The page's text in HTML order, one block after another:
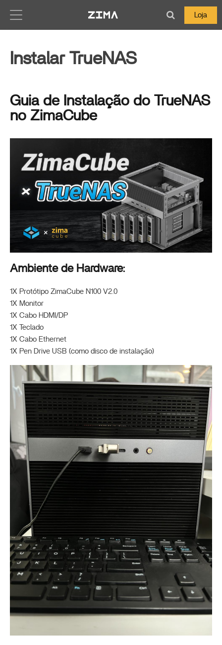
Loja
Instalar TrueNAS
Guia de Instalação do TrueNAS
no ZimaCube
Ambiente de Hardware:
1X Protótipo ZimaCube N100 V2.0
1X Monitor
1X Cabo HDMI/DP
1X Teclado
1X Cabo Ethernet
1X Pen Drive USB (como disco de instalação)